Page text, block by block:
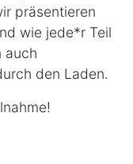
präsentieren
wie jede*r Teil
auch
den Laden.